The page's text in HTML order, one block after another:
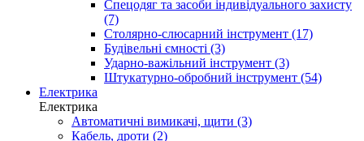
Спецодяг та засоби індивідуального захисту
(7)
Столярно-слюсарний інструмент (17)
Будівельні ємності (3)
Ударно-важільний інструмент (3)
Штукатурно-обробний інструмент (54)
Електрика
Електрика
Автоматичні вимикачі, щити (3)
Кабель, дроти (2)